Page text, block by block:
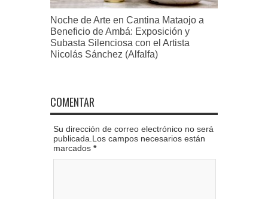
Noche de Arte en Cantina Mataojo a
Beneficio de Ambá: Exposición y
Subasta Silenciosa con el Artista
Nicolás Sánchez (Alfalfa)
COMENTAR
Su dirección de correo electrónico no será
publicada.Los campos necesarios están
marcados *